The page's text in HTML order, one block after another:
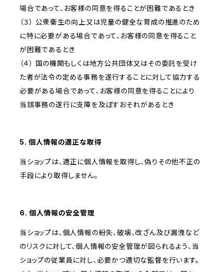
場合であって、お客様の同意を得ることが困難であるとき
（３） 公衆衛生の向上又は児童の健全な育成の推進のため
に特に必要がある場合であって、お客様の同意を得ること
が困難であるとき
（４） 国の機関もしくは地方公共団体又はその委託を受け
た者が法令の定める事務を遂行することに対して協力する
必要がある場合であって、お客様の同意を得ることにより
当該事務の遂行に支障を及ぼすおそれがあるとき
5. 個人情報の適正な取得
当ショップは、適正に個人情報を取得し、偽りその他不正の
手段により取得しません。
6. 個人情報の安全管理
当ショップは、個人情報の紛失、破壊、改ざん及び漏洩など
のリスクに対して、個人情報の安全管理が図られるよう、当
ショップの従業員に対し、必要かつ適切な監督を行います。